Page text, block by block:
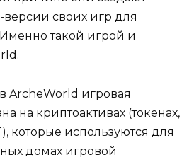
своих игр для
такой игрой и
ArcheWorld игровая
на криптоактивах (токенах,
которые используются для
домах игровой